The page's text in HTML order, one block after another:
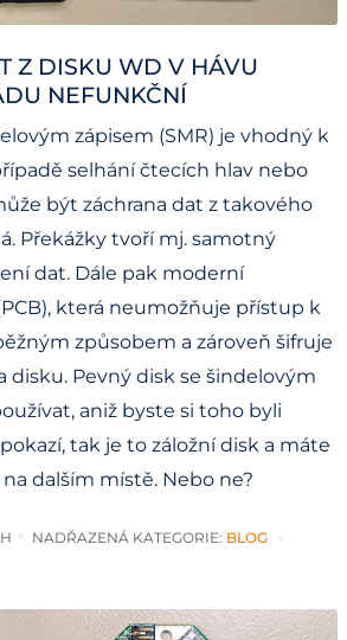
Z DISKU WD V HÁVU
NEFUNKČNÍ
zápisem (SMR) je vhodný k
selhání čtecích hlav nebo
být záchrana dat z takového
Překážky tvoří mj. samotný
dat. Dále pak moderní
která neumožňuje přístup k
způsobem a zároveň šifruje
disku. Pevný disk se šindelovým
aniž byste si toho byli
tak je to záložní disk a máte
dalším místě. Nebo ne?
NADŘAZENÁ KATEGORIE: BLOG